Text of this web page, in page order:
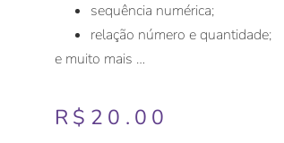
sequência numérica;
relação número e quantidade;
e muito mais …
R$ 20.00